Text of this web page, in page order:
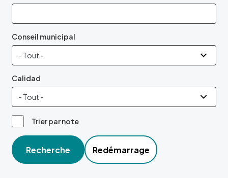
Conseil municipal
Calidad
Trier par note
Recherche Redémarrage